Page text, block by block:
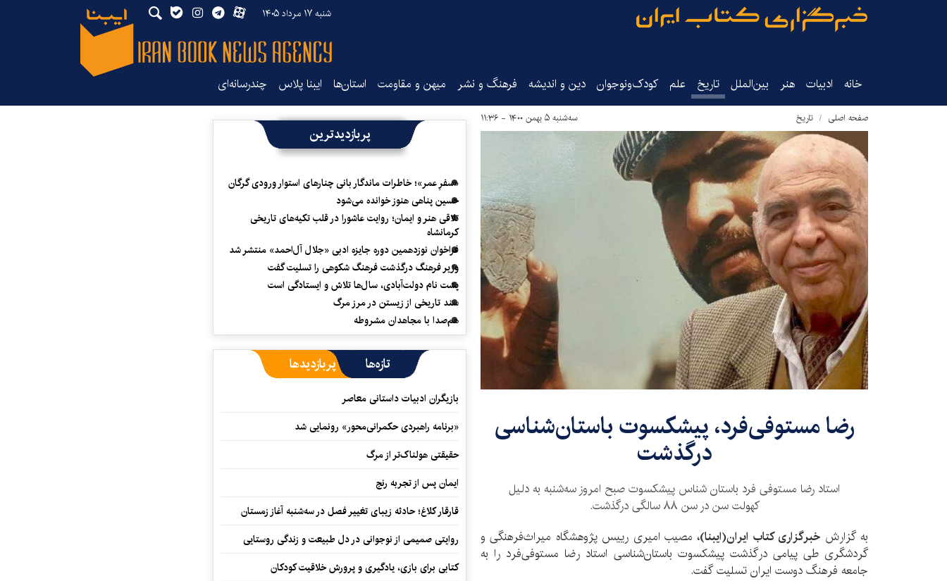
شنبه ۱۷ مرداد ۱۴۰۵
خانه ادبیات هنر بین‌الملل تاریخ‌ علم کودک‌ونوجوان دین و اندیشه فرهنگ و نشر میهن و مقاومت استان‌ها ایبنا پلاس چندرسانه‌ای
صفحه اصلی تاریخ سه‌شنبه ۵ بهمن ۱۴۰۰ - ۱۱:۳۶
رضا مستوفی‌فرد، پیشکسوت باستان‌شناسی
درگذشت
استاد رضا مستوفی فرد باستان شناس پیشکسوت صبح امروز سه‌شنبه به دلیل
کهولت سن در سن ۸۸ سالگی درگذشت.
به گزارش خبرگزاری کتاب ایران(ایبنا)،مصیب امیری رییس پژوهشگاه میراث‌فرهنگی و
گردشگری طی پیامی درگذشت پیشکسوت باستان‌شناسی استاد رضا مستوفی‌فرد را به
جامعه فرهنگ دوست ایران تسلیت گفت.
پربازدیدترین
«سفرِ عمر»؛ خاطرات ماندگار بانی چنارهای استوار ورودی گرگان
حسین پناهی هنوز خوانده می‌شود
تلاقی هنر و ایمان؛ روایت عاشورا در قلب تکیه‌های تاریخی
کرمانشاه
فراخوان نوزدهمین دوره جایزه ادبی «جلال آل‌احمد» منتشر شد
وزیر فرهنگ درگذشت فرهنگ شکوهی را تسلیت گفت
پشت نام دولت‌آبادی، سال‌ها تلاش و ایستادگی است
سند تاریخی از زیستن در مرز مرگ
هم‌صدا با مجاهدان مشروطه
تازه‌ها پربازدیدها
بازیگران ادبیات داستانی معاصر
«برنامه راهبردی حکمرانی‌محور» رونمایی شد
حقیقتی هولناک‌تر از مرگ
ایمان پس از تجربه رنج
قارقار کلاغ؛ حادثه زیبای تغییر فصل در سه‌شنبه آغاز زمستان
روایتی صمیمی از نوجوانی در دل طبیعت و زندگی روستایی
کتابی برای بازی، یادگیری و پرورش خلاقیت کودکان